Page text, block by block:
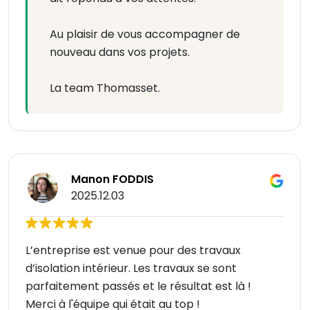
Au plaisir de vous accompagner de
nouveau dans vos projets.
La team Thomasset.
Manon FODDIS
2025.12.03
L’entreprise est venue pour des travaux
d’isolation intérieur. Les travaux se sont
parfaitement passés et le résultat est là !
Merci à l'équipe qui était au top !